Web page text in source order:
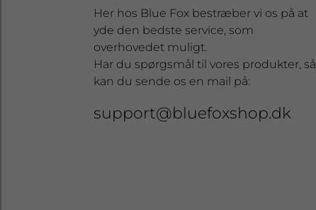
Her hos Blue Fox bestræber vi os på at
yde den bedste service, som
overhovedet muligt.
Har du spørgsmål til vores produkter, så
kan du sende os en mail på:
support@bluefoxshop.dk